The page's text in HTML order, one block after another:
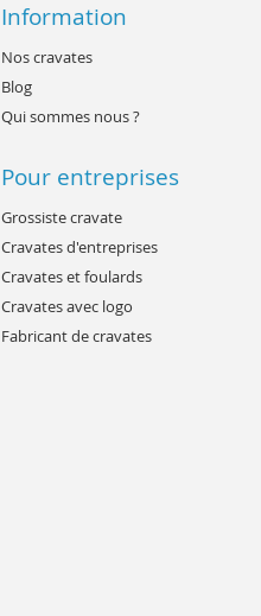
Information
Nos cravates
Blog
Qui sommes nous ?
Pour entreprises
Grossiste cravate
Cravates d'entreprises
Cravates et foulards
Cravates avec logo
Fabricant de cravates